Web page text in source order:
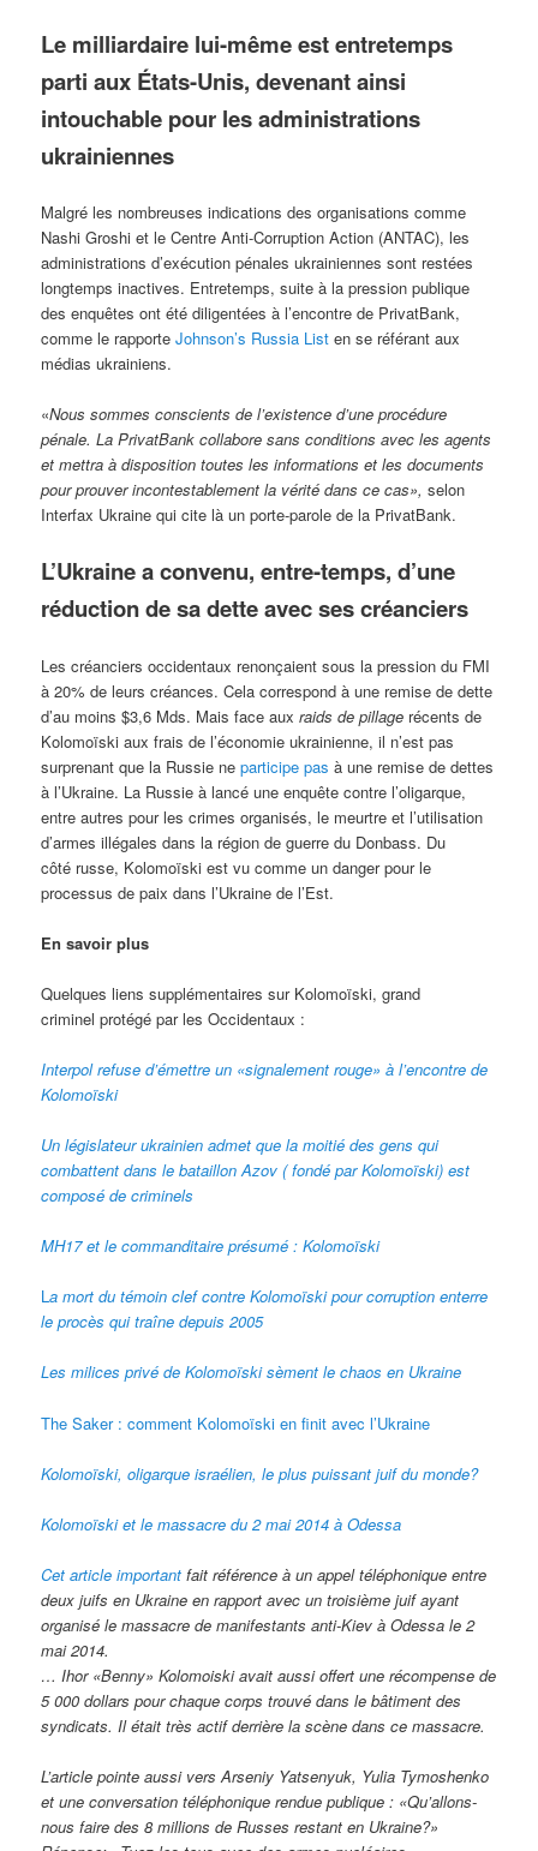
Le milliardaire lui-même est entretemps
parti aux États-Unis, devenant ainsi
intouchable pour les administrations
ukrainiennes
Malgré les nombreuses indications des organisations comme
Nashi Groshi et le Centre Anti-Corruption Action (ANTAC), les
administrations d’exécution pénales ukrainiennes sont restées
longtemps inactives. Entretemps, suite à la pression publique
des enquêtes ont été diligentées à l’encontre de PrivatBank,
comme le rapporteJohnson’s Russia List en se référant aux
médias ukrainiens.
«Nous sommes conscients de l’existence d’une procédure
pénale. La PrivatBank collabore sans conditions avec les agents
et mettra à disposition toutes les informations et les documents
pour prouver incontestablement la vérité dans ce cas», selon
Interfax Ukraine qui cite là un porte-parole de la PrivatBank.
L’Ukraine a convenu, entre-temps, d’une
réduction de sa dette avec sescréanciers
Les créanciers occidentaux renonçaient sous la pression du FMI
à 20% de leurs créances. Cela correspond à une remise de dette
d’au moins $3,6 Mds. Mais face auxraids de pillage récents de
Kolomoïski aux frais de l’économie ukrainienne, il n’est pas
surprenant que la Russie neparticipe pas à une remise de dettes
à l’Ukraine. La Russie à lancé une enquête contre l’oligarque,
entre autres pour les crimes organisés, le meurtre et l’utilisation
d’armes illégales dans la région de guerre du Donbass. Du
côté russe, Kolomoïski est vu comme un danger pour le
processus de paix dans l’Ukraine de l’Est.
En savoir plus
Quelques liens supplémentaires sur Kolomoïski, grand
criminel protégé par les Occidentaux :
Interpol refuse d’émettre un «signalement rouge» à l’encontre de
Kolomoïski
Un législateur ukrainien admet que la moitié des gens qui
combattent dans le bataillon Azov ( fondé par Kolomoïski) est
composé de criminels
MH17 et le commanditaire présumé : Kolomoïski
La mort du témoin clef contre Kolomoïski pour corruption enterre
le procès qui traîne depuis 2005
Les milices privé de Kolomoïski sèment le chaos en Ukraine
The Saker : comment Kolomoïski en finit avec l’Ukraine
Kolomoïski, oligarque israélien, le plus puissant juif du monde?
Kolomoïski et le massacre du 2 mai 2014 à Odessa
Cet article important fait référence à un appel téléphonique entre
deux juifs en Ukraine en rapport avec un troisième juif ayant
organisé le massacre de manifestants anti-Kiev à Odessa le 2
mai 2014.
… Ihor «Benny» Kolomoiski avait aussi offert une récompense de
5 000 dollars pour chaque corps trouvé dans le bâtiment des
syndicats. Il était très actif derrière la scène dans ce massacre.
L’article pointe aussi vers Arseniy Yatsenyuk, Yulia Tymoshenko
et une conversation téléphonique rendue publique : «Qu’allons-
nous faire des 8 millions de Russes restant en Ukraine?»